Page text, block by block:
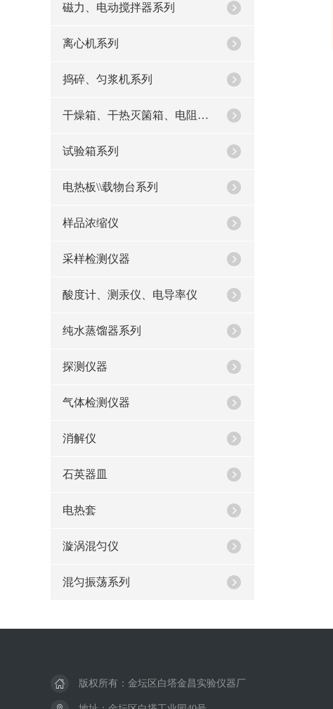
磁力、电动搅拌器系列
离心机系列
捣碎、匀浆机系列
干燥箱、干热灭箘箱、电阻炉系列
试验箱系列
电热板\\载物台系列
样品浓缩仪
采样检测仪器
酸度计、测汞仪、电导率仪
纯水蒸馏器系列
探测仪器
气体检测仪器
消解仪
石英器皿
电热套
漩涡混匀仪
混匀振荡系列
版权所有：金坛区白塔金昌实验仪器厂